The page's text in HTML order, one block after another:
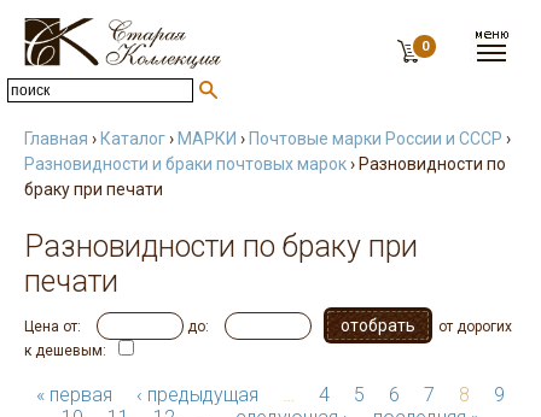
0
Главная › Каталог› МАРКИ › Почтовые марки России и СССР ›
Разновидности и браки почтовых марок› Разновидности по
браку при печати
Разновидности по браку при
печати
Цена от: до:
от дорогих
к дешевым:
« первая ‹ предыдущая … 4 5 6 7 8
9